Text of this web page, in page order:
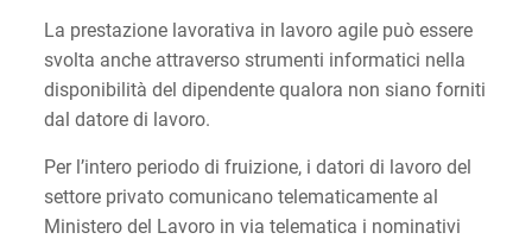
La prestazione lavorativa in lavoro agile può essere
svolta anche attraverso strumenti informatici nella
disponibilità del dipendente qualora non siano forniti
dal datore di lavoro.
Per l’intero periodo di fruizione, i datori di lavoro del
settore privato comunicano telematicamente al
Ministero del Lavoro in via telematica i nominativi